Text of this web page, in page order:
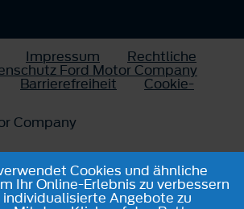
Impressum Rechtliche
Ford Motor Company
Barrierefreiheit Cookie-
Company
Cookies und ähnliche
Ihr Online-Erlebnis zu verbessern
individualisierte Angebote zu